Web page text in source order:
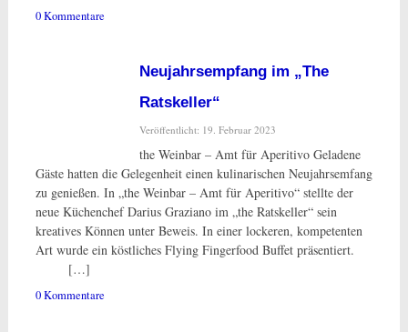
0 Kommentare
Neujahrsempfang im „The
Ratskeller“
Veröffentlicht: 19. Februar 2023
the Weinbar – Amt für Aperitivo Geladene
Gäste hatten die Gelegenheit einen kulinarischen Neujahrsemfang
zu genießen. In „the Weinbar – Amt für Aperitivo“ stellte der
neue Küchenchef Darius Graziano im „the Ratskeller“ sein
kreatives Können unter Beweis. In einer lockeren, kompetenten
Art wurde ein köstliches Flying Fingerfood Buffet präsentiert.
[…]
0 Kommentare